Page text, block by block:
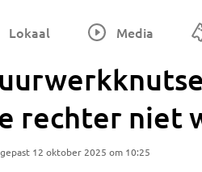
Lokaal Media
rechter niet
12 oktober 2025 om 10:25